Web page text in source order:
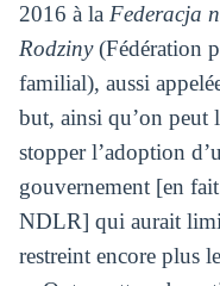
2016 à la Federacja
Rodziny(Fédération
familial), aussi
but, ainsi qu’on peut
stopper l’adoption
gouvernement [en
NDLR] qui aurait
restreint encore plus